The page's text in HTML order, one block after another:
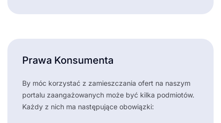
Prawa Konsumenta
By móc korzystać z zamieszczania ofert na naszym
portalu zaangażowanych może być kilka podmiotów.
Każdy z nich ma następujące obowiązki: